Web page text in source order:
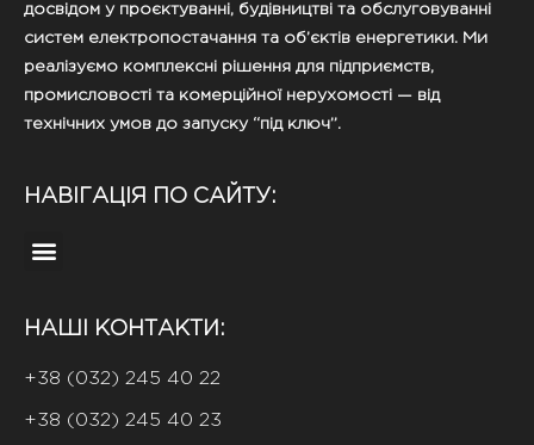
досвідом у проєктуванні, будівництві та обслуговуванні
систем електропостачання та об’єктів енергетики. Ми
реалізуємо комплексні рішення для підприємств,
промисловості та комерційної нерухомості — від
технічних умов до запуску “під ключ”.
НАВІГАЦІЯ ПО САЙТУ:
НАШІ КОНТАКТИ:
+38 (032) 245 40 22
+38 (032) 245 40 23